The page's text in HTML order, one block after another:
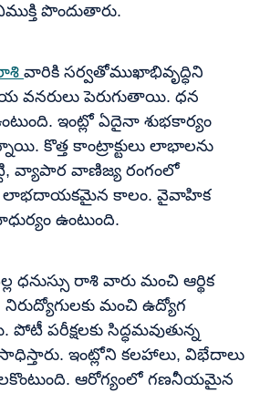
పొందుతారు.
వారికి సర్వతోముఖాభివృద్ధిని
వనరులు పెరుగుతాయి. ధన
ఇంట్లో ఏదైనా శుభకార్యం
కొత్త కాంట్రాక్టులు లాభాలను
వ్యాపార వాణిజ్య రంగంలో
లాభదాయకమైన కాలం. వైవాహిక
ఉంటుంది.
ధనుస్సు రాశి వారు మంచి ఆర్థిక
మంచి ఉద్యోగ
పరీక్షలకు సిద్ధమవుతున్న
ఇంట్లోని కలహాలు, విభేదాలు
ఆరోగ్యంలో గణనీయమైన